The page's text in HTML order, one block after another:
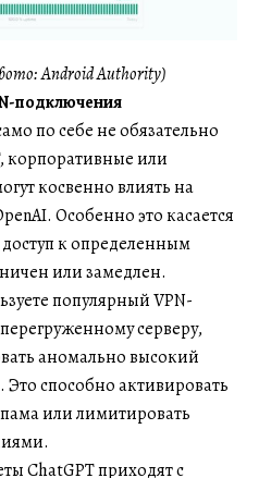
Android Authority)
подключения
по себе не обязательно
корпоративные или
косвенно влиять на
Особенно это касается
к определенным
или замедлен.
популярный VPN-
серверу,
аномально высокий
Это способно активировать
или лимитировать
ChatGPT приходят с